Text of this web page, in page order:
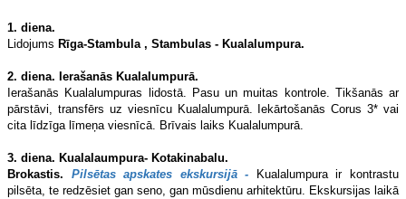
1. diena.
Lidojums Rīga-Stambula , Stambulas - Kualalumpura.
2. diena. Ierašanās Kualalumpurā.
Ierašanās Kualalumpuras lidostā. Pasu un muitas kontrole. Tikšanās ar
pārstāvi, transfērs uz viesnīcu Kualalumpurā. Iekārtošanās Corus 3* vai
cita līdzīga līmeņa viesnīcā. Brīvais laiks Kualalumpurā.
3. diena. Kualalaumpura- Kotakinabalu.
Brokastis.
Pilsētas apskates ekskursijā -
Kualalumpura ir kontrastu
pilsēta, te redzēsiet gan seno, gan mūsdienu arhitektūru. Ekskursijas laikā